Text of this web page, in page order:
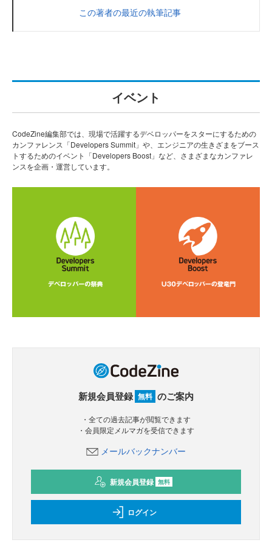
この著者の最近の執筆記事
イベント
CodeZine編集部では、現場で活躍するデベロッパーをスターにするための
カンファレンス「Developers Summit」や、エンジニアの生きざまをブース
トするためのイベント「Developers Boost」など、さまざまなカンファレ
ンスを企画・運営しています。
新規会員登録 無料 のご案内
・全ての過去記事が閲覧できます
・会員限定メルマガを受信できます
メールバックナンバー
新規会員登録 無料
ログイン